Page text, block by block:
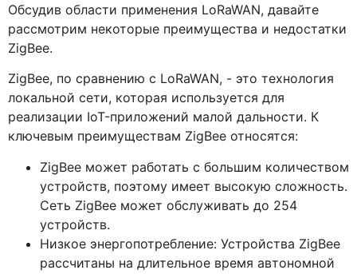
Обсудив области применения LoRaWAN, давайте
рассмотрим некоторые преимущества и недостатки
ZigBee.
ZigBee, по сравнению с LoRaWAN, - это технология
локальной сети, которая используется для
реализации IoT-приложений малой дальности. К
ключевым преимуществам ZigBee относятся:
ZigBee может работать с большим количеством
устройств, поэтому имеет высокую сложность.
Сеть ZigBee может обслуживать до 254
устройств.
Низкое энергопотребление: Устройства ZigBee
рассчитаны на длительное время автономной